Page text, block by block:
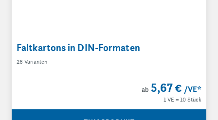
Faltkartons in DIN-Formaten
26 Varianten
ab 5,67 € /VE*
1 VE = 10 Stück